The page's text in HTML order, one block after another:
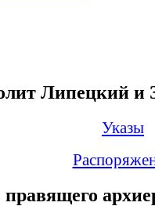
Липецкий и
Указы